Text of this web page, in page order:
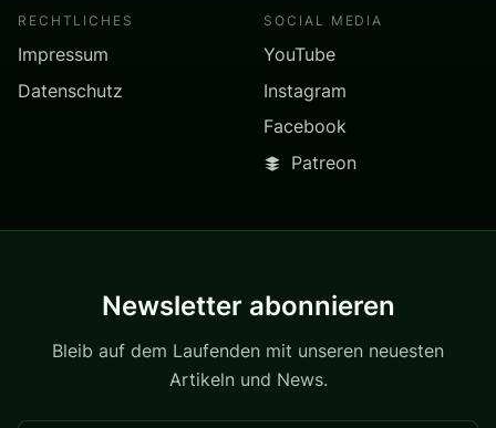
RECHTLICHES
Impressum
Datenschutz
SOCIAL MEDIA
YouTube
Instagram
Facebook
Patreon
Newsletter abonnieren
Bleib auf dem Laufenden mit unseren neuesten
Artikeln und News.